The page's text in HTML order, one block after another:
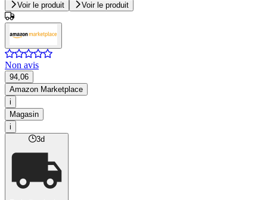
Voir le produit
Voir le produit
Non avis
94,06
Amazon Marketplace
i
Magasin
i
3d